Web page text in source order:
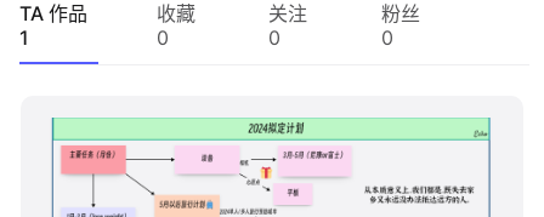
知识分享社区
TA 作品
1
收藏
0
关注
0
粉丝
0